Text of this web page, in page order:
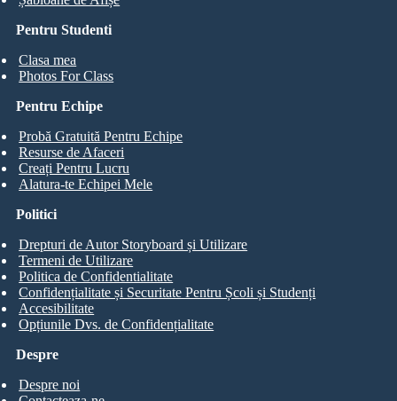
Pentru Studenti
Clasa mea
Photos For Class
Pentru Echipe
Probă Gratuită Pentru Echipe
Resurse de Afaceri
Creați Pentru Lucru
Alatura-te Echipei Mele
Despre
Despre noi
Politici
Drepturi de Autor Storyboard și Utilizare
Termeni de Utilizare
Politica de Confidentialitate
Confidențialitate și Securitate Pentru Școli și Studenți
Accesibilitate
Opțiunile Dvs. de Confidențialitate